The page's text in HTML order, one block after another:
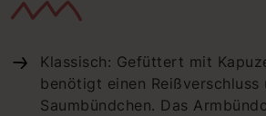
Klassisch: Gefüttert mit
benötigt einen Reißverschluss
Saumbündchen. Das